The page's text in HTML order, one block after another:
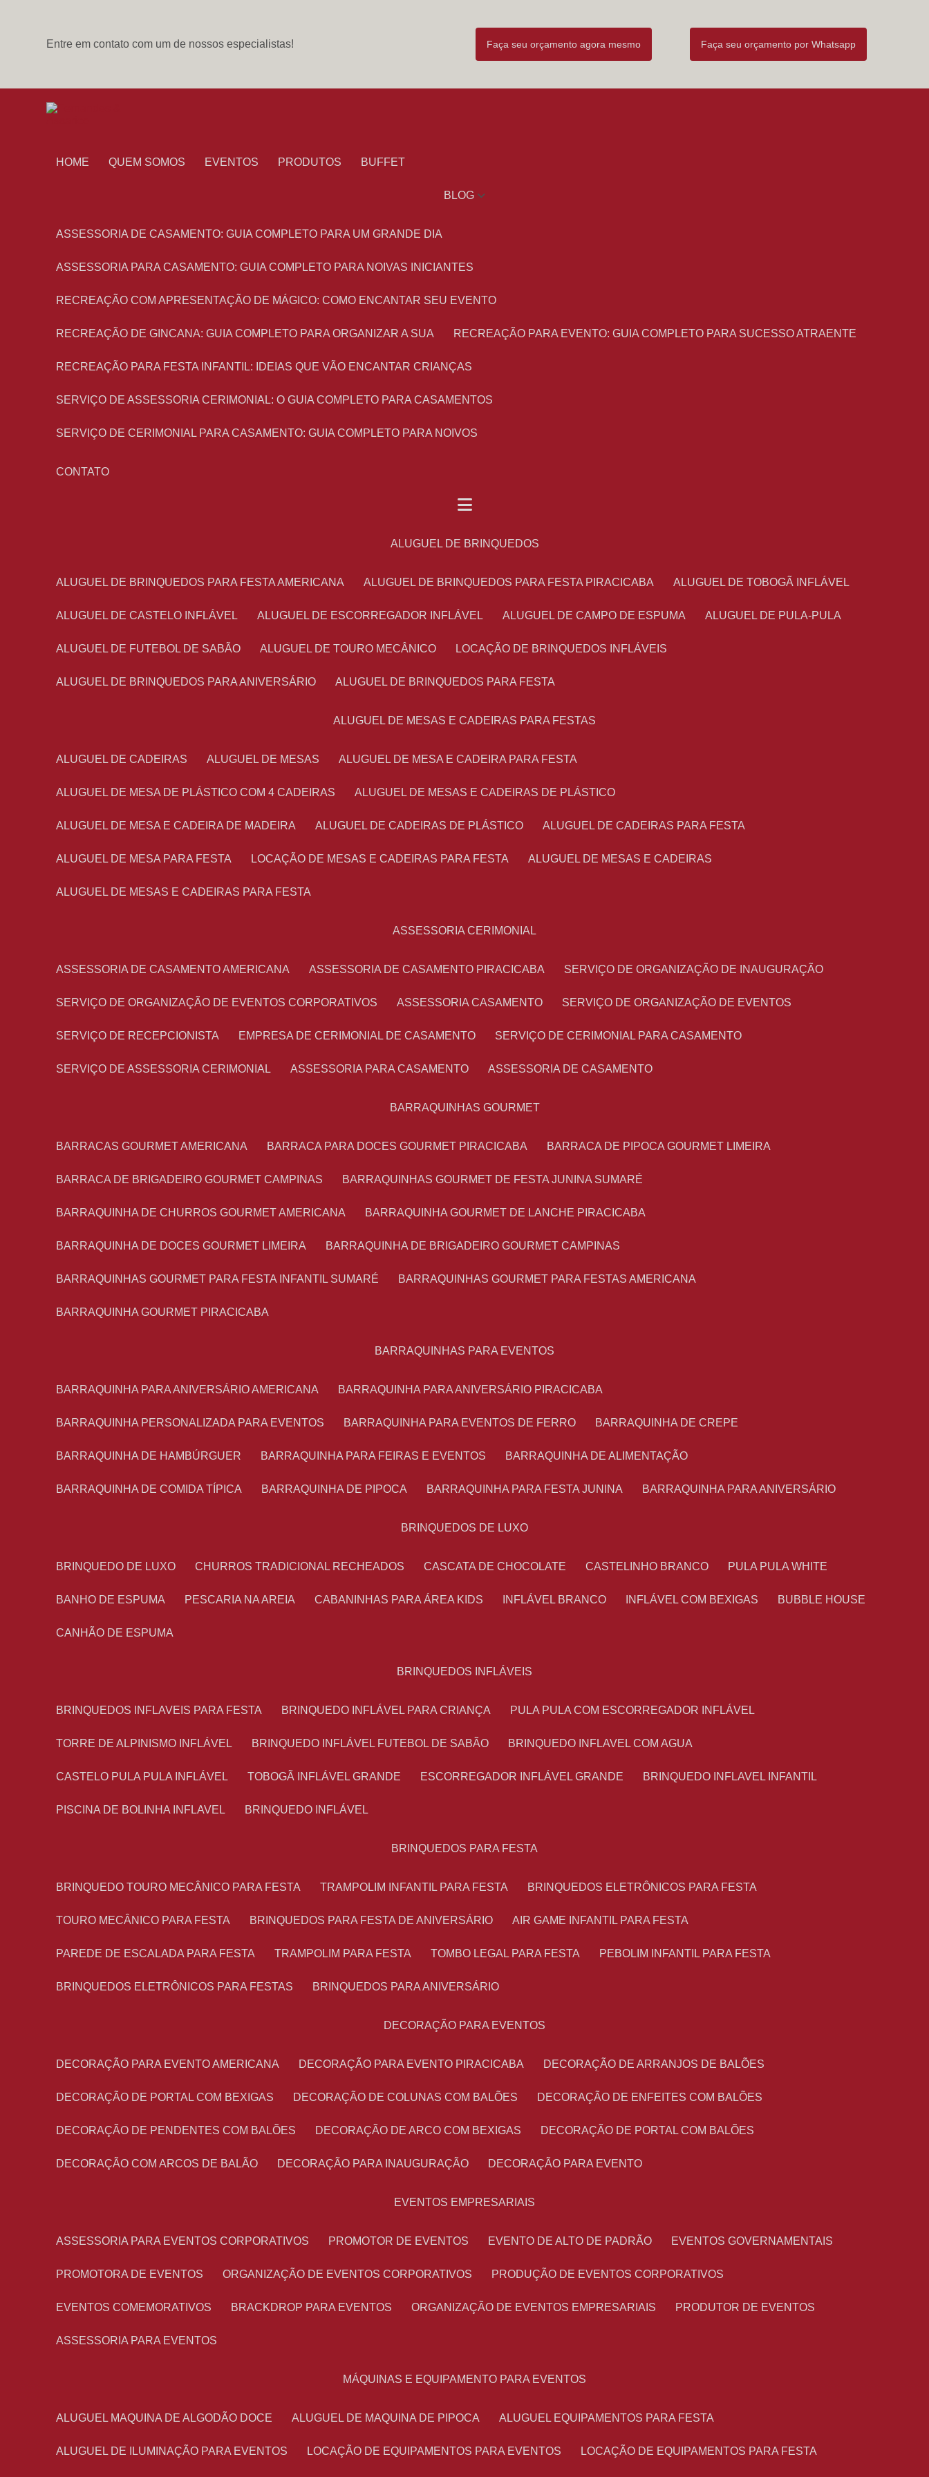
Entre em contato com um de nossos especialistas! Faça seu orçamento agora mesmo Faça seu orçamento por Whatsapp
HOME QUEM SOMOS EVENTOS PRODUTOS BUFFET
BLOG
ASSESSORIA DE CASAMENTO: GUIA COMPLETO PARA UM GRANDE DIA
ASSESSORIA PARA CASAMENTO: GUIA COMPLETO PARA NOIVAS INICIANTES
RECREAÇÃO COM APRESENTAÇÃO DE MÁGICO: COMO ENCANTAR SEU EVENTO
RECREAÇÃO DE GINCANA: GUIA COMPLETO PARA ORGANIZAR A SUA RECREAÇÃO PARA EVENTO: GUIA COMPLETO PARA SUCESSO ATRAENTE
RECREAÇÃO PARA FESTA INFANTIL: IDEIAS QUE VÃO ENCANTAR CRIANÇAS
SERVIÇO DE ASSESSORIA CERIMONIAL: O GUIA COMPLETO PARA CASAMENTOS
SERVIÇO DE CERIMONIAL PARA CASAMENTO: GUIA COMPLETO PARA NOIVOS
CONTATO
ALUGUEL DE BRINQUEDOS
ALUGUEL DE BRINQUEDOS PARA FESTA AMERICANA ALUGUEL DE BRINQUEDOS PARA FESTA PIRACICABA ALUGUEL DE TOBOGÃ INFLÁVEL
ALUGUEL DE CASTELO INFLÁVEL ALUGUEL DE ESCORREGADOR INFLÁVEL ALUGUEL DE CAMPO DE ESPUMA ALUGUEL DE PULA-PULA
ALUGUEL DE FUTEBOL DE SABÃO ALUGUEL DE TOURO MECÂNICO LOCAÇÃO DE BRINQUEDOS INFLÁVEIS
ALUGUEL DE BRINQUEDOS PARA ANIVERSÁRIO ALUGUEL DE BRINQUEDOS PARA FESTA
ALUGUEL DE MESAS E CADEIRAS PARA FESTAS
ALUGUEL DE CADEIRAS ALUGUEL DE MESAS ALUGUEL DE MESA E CADEIRA PARA FESTA
ALUGUEL DE MESA DE PLÁSTICO COM 4 CADEIRAS ALUGUEL DE MESAS E CADEIRAS DE PLÁSTICO
ALUGUEL DE MESA E CADEIRA DE MADEIRA ALUGUEL DE CADEIRAS DE PLÁSTICO ALUGUEL DE CADEIRAS PARA FESTA
ALUGUEL DE MESA PARA FESTA LOCAÇÃO DE MESAS E CADEIRAS PARA FESTA ALUGUEL DE MESAS E CADEIRAS
ALUGUEL DE MESAS E CADEIRAS PARA FESTA
ASSESSORIA CERIMONIAL
ASSESSORIA DE CASAMENTO AMERICANA ASSESSORIA DE CASAMENTO PIRACICABA SERVIÇO DE ORGANIZAÇÃO DE INAUGURAÇÃO
SERVIÇO DE ORGANIZAÇÃO DE EVENTOS CORPORATIVOS ASSESSORIA CASAMENTO SERVIÇO DE ORGANIZAÇÃO DE EVENTOS
SERVIÇO DE RECEPCIONISTA EMPRESA DE CERIMONIAL DE CASAMENTO SERVIÇO DE CERIMONIAL PARA CASAMENTO
SERVIÇO DE ASSESSORIA CERIMONIAL ASSESSORIA PARA CASAMENTO ASSESSORIA DE CASAMENTO
BARRAQUINHAS GOURMET
BARRACAS GOURMET AMERICANA BARRACA PARA DOCES GOURMET PIRACICABA BARRACA DE PIPOCA GOURMET LIMEIRA
BARRACA DE BRIGADEIRO GOURMET CAMPINAS BARRAQUINHAS GOURMET DE FESTA JUNINA SUMARÉ
BARRAQUINHA DE CHURROS GOURMET AMERICANA BARRAQUINHA GOURMET DE LANCHE PIRACICABA
BARRAQUINHA DE DOCES GOURMET LIMEIRA BARRAQUINHA DE BRIGADEIRO GOURMET CAMPINAS
BARRAQUINHAS GOURMET PARA FESTA INFANTIL SUMARÉ BARRAQUINHAS GOURMET PARA FESTAS AMERICANA
BARRAQUINHA GOURMET PIRACICABA
BARRAQUINHAS PARA EVENTOS
BARRAQUINHA PARA ANIVERSÁRIO AMERICANA BARRAQUINHA PARA ANIVERSÁRIO PIRACICABA
BARRAQUINHA PERSONALIZADA PARA EVENTOS BARRAQUINHA PARA EVENTOS DE FERRO BARRAQUINHA DE CREPE
BARRAQUINHA DE HAMBÚRGUER BARRAQUINHA PARA FEIRAS E EVENTOS BARRAQUINHA DE ALIMENTAÇÃO
BARRAQUINHA DE COMIDA TÍPICA BARRAQUINHA DE PIPOCA BARRAQUINHA PARA FESTA JUNINA BARRAQUINHA PARA ANIVERSÁRIO
BRINQUEDOS DE LUXO
BRINQUEDO DE LUXO CHURROS TRADICIONAL RECHEADOS CASCATA DE CHOCOLATE CASTELINHO BRANCO PULA PULA WHITE
BANHO DE ESPUMA PESCARIA NA AREIA CABANINHAS PARA ÁREA KIDS INFLÁVEL BRANCO INFLÁVEL COM BEXIGAS BUBBLE HOUSE
CANHÃO DE ESPUMA
BRINQUEDOS INFLÁVEIS
BRINQUEDOS INFLAVEIS PARA FESTA BRINQUEDO INFLÁVEL PARA CRIANÇA PULA PULA COM ESCORREGADOR INFLÁVEL
TORRE DE ALPINISMO INFLÁVEL BRINQUEDO INFLÁVEL FUTEBOL DE SABÃO BRINQUEDO INFLAVEL COM AGUA
CASTELO PULA PULA INFLÁVEL TOBOGÃ INFLÁVEL GRANDE ESCORREGADOR INFLÁVEL GRANDE BRINQUEDO INFLAVEL INFANTIL
PISCINA DE BOLINHA INFLAVEL BRINQUEDO INFLÁVEL
BRINQUEDOS PARA FESTA
BRINQUEDO TOURO MECÂNICO PARA FESTA TRAMPOLIM INFANTIL PARA FESTA BRINQUEDOS ELETRÔNICOS PARA FESTA
TOURO MECÂNICO PARA FESTA BRINQUEDOS PARA FESTA DE ANIVERSÁRIO AIR GAME INFANTIL PARA FESTA
PAREDE DE ESCALADA PARA FESTA TRAMPOLIM PARA FESTA TOMBO LEGAL PARA FESTA PEBOLIM INFANTIL PARA FESTA
BRINQUEDOS ELETRÔNICOS PARA FESTAS BRINQUEDOS PARA ANIVERSÁRIO
DECORAÇÃO PARA EVENTOS
DECORAÇÃO PARA EVENTO AMERICANA DECORAÇÃO PARA EVENTO PIRACICABA DECORAÇÃO DE ARRANJOS DE BALÕES
DECORAÇÃO DE PORTAL COM BEXIGAS DECORAÇÃO DE COLUNAS COM BALÕES DECORAÇÃO DE ENFEITES COM BALÕES
DECORAÇÃO DE PENDENTES COM BALÕES DECORAÇÃO DE ARCO COM BEXIGAS DECORAÇÃO DE PORTAL COM BALÕES
DECORAÇÃO COM ARCOS DE BALÃO DECORAÇÃO PARA INAUGURAÇÃO DECORAÇÃO PARA EVENTO
EVENTOS EMPRESARIAIS
ASSESSORIA PARA EVENTOS CORPORATIVOS PROMOTOR DE EVENTOS EVENTO DE ALTO DE PADRÃO EVENTOS GOVERNAMENTAIS
PROMOTORA DE EVENTOS ORGANIZAÇÃO DE EVENTOS CORPORATIVOS PRODUÇÃO DE EVENTOS CORPORATIVOS
EVENTOS COMEMORATIVOS BRACKDROP PARA EVENTOS ORGANIZAÇÃO DE EVENTOS EMPRESARIAIS PRODUTOR DE EVENTOS
ASSESSORIA PARA EVENTOS
MÁQUINAS E EQUIPAMENTO PARA EVENTOS
ALUGUEL MAQUINA DE ALGODÃO DOCE ALUGUEL DE MAQUINA DE PIPOCA ALUGUEL EQUIPAMENTOS PARA FESTA
ALUGUEL DE ILUMINAÇÃO PARA EVENTOS LOCAÇÃO DE EQUIPAMENTOS PARA EVENTOS LOCAÇÃO DE EQUIPAMENTOS PARA FESTA